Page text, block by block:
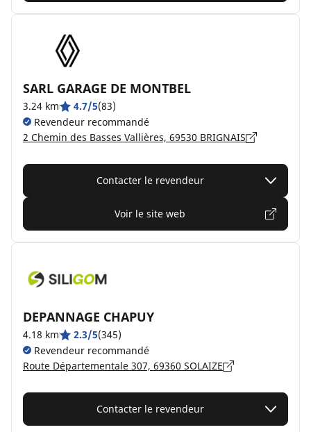
SARL GARAGE DE MONTBEL
3.24 km 4.7/5(83)
Revendeur recommandé
2 Chemin des Basses Vallières, 69530 BRIGNAIS
Contacter le revendeur
Voir le site web
DEPANNAGE CHAPUY
4.18 km 2.3/5(345)
Revendeur recommandé
Route Départementale 307, 69360 SOLAIZE
Contacter le revendeur